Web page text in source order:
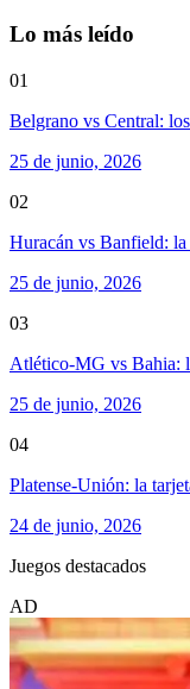
Lo más leído
01
Belgrano vs Central:
25 de junio, 2026
02
Huracán vs Banfield:
25 de junio, 2026
03
Atlético-MG vs Bahia:
25 de junio, 2026
04
Platense-Unión: la
24 de junio, 2026
Juegos destacados
AD